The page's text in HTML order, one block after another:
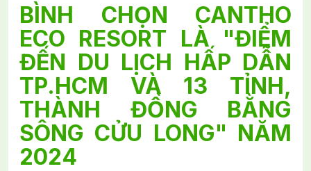
BÌNH CHỌN CANTHO
ECO RESORT LÀ "ĐIỂM
ĐẾN DU LỊCH HẤP DẪN
TP.HCM VÀ 13 TỈNH,
THÀNH ĐỒNG BẰNG
SÔNG CỬU LONG" NĂM
2024